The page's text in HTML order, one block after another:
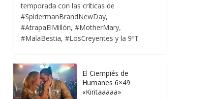
temporada con las críticas de
#SpidermanBrandNewDay,
#AtrapaElMillón, #MotherMary,
#MalaBestia, #LosCreyentes y la 9ºT
El Ciempiés de
Humanes 6×49
«Kiritaaaaa»